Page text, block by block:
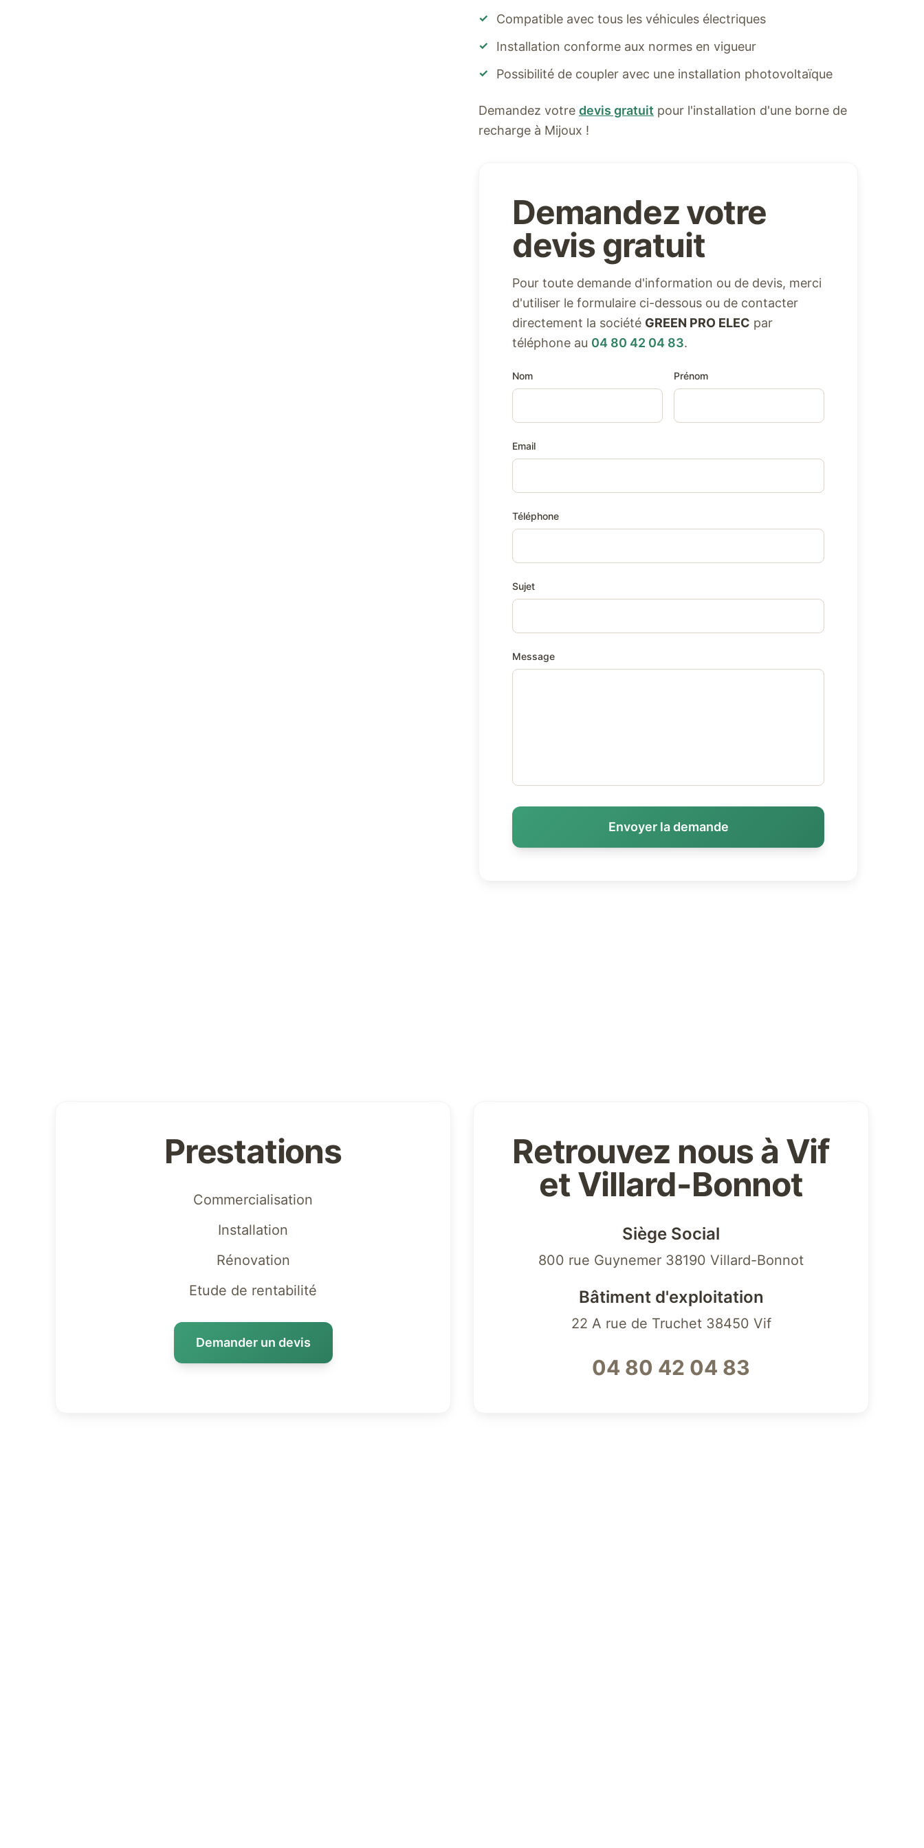
✓ Compatible avec tous les véhicules électriques
✓ Installation conforme aux normes en vigueur
✓ Possibilité de coupler avec une installation photovoltaïque
Demandez votre devis gratuit pour l'installation d'une borne de
recharge à Mijoux !
Demandez votre
devis gratuit
Pour toute demande d'information ou de devis, merci
d'utiliser le formulaire ci-dessous ou de contacter
directement la société GREEN PRO ELEC par
téléphone au 04 80 42 04 83.
Nom Prénom
Email
Téléphone
Sujet
Message
Envoyer la demande
Prestations
Commercialisation
Installation
Rénovation
Etude de rentabilité
Demander un devis
Retrouvez nous à Vif
et Villard-Bonnot
Siège Social
800 rue Guynemer 38190 Villard-Bonnot
Bâtiment d'exploitation
22 A rue de Truchet 38450 Vif
04 80 42 04 83